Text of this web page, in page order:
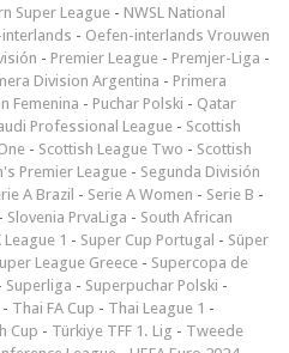
Super League - NWSL National
- Oefen-interlands Vrouwen
- Premier League - Premjer-Liga -
Division Argentina - Primera
Femenina - Puchar Polski - Qatar
Professional League - Scottish
- Scottish League Two - Scottish
Premier League - Segunda División
A Brazil - Serie A Women - Serie B -
- Slovenia PrvaLiga - South African
League 1 - Super Cup Portugal - Süper
League Greece - Supercopa de
Superliga - Superpuchar Polski -
- Thai FA Cup - Thai League 1 -
Cup - Türkiye TFF 1. Lig - Tweede